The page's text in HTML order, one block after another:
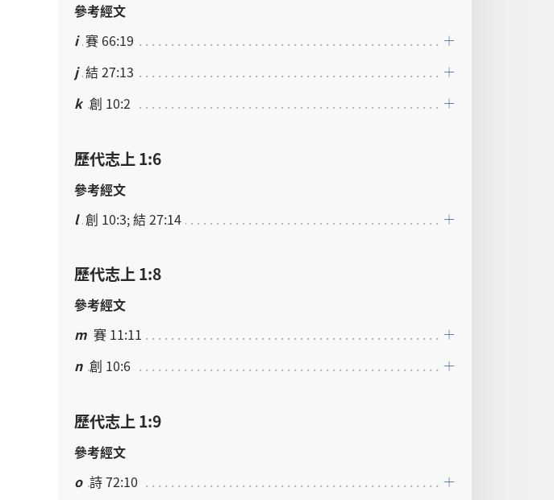
參考經文
i 賽 66:19
j 結 27:13
k 創 10:2
歷代志上 1:6
參考經文
l 創 10:3; 結 27:14
歷代志上 1:8
參考經文
m 賽 11:11
n 創 10:6
歷代志上 1:9
參考經文
o 詩 72:10